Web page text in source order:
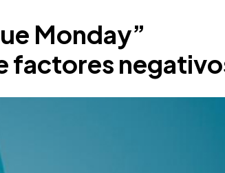
Monday”
factores